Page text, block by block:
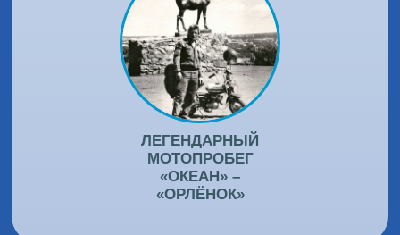
ЛЕГЕНДАРНЫЙ
МОТОПРОБЕГ
«ОКЕАН» –
«ОРЛЁНОК»